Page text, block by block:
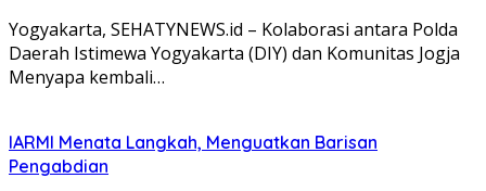
Yogyakarta, SEHATYNEWS.id – Kolaborasi antara Polda
Daerah Istimewa Yogyakarta (DIY) dan Komunitas Jogja
Menyapa kembali…
IARMI Menata Langkah, Menguatkan Barisan
Pengabdian